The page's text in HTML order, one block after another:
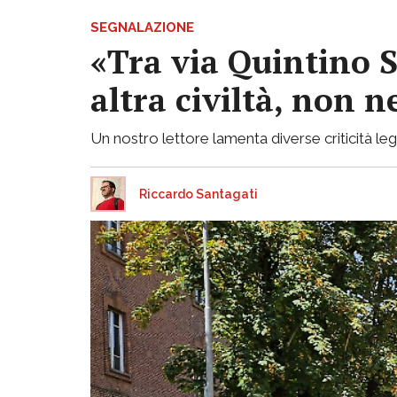
SEGNALAZIONE
«Tra via Quintino
altra civiltà, non
Un nostro lettore lamenta diverse criticità
Riccardo Santagati